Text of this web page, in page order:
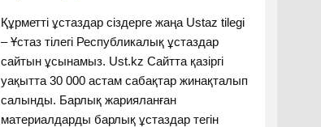
Құрметті ұстаздар сіздерге жаңа Ustaz tilegi
– Ұстаз тілегі Республикалық ұстаздар
сайтын ұсынамыз. Ust.kz Сайтта қазіргі
уақытта 30 000 астам сабақтар жинақталып
салынды. Барлық жарияланған
материалдарды барлық ұстаздар тегін